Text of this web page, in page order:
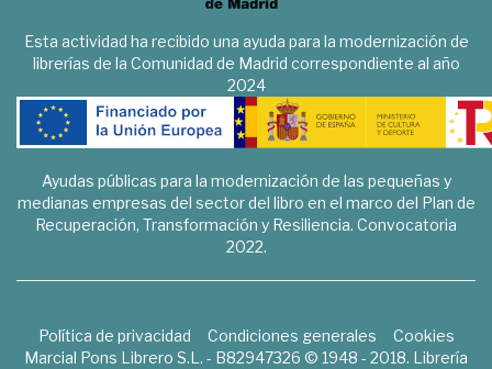
Esta actividad ha recibido una ayuda para la modernización de
librerías de la Comunidad de Madrid correspondiente al año
2024
Ayudas públicas para la modernización de las pequeñas y
medianas empresas del sector del libro en el marco del Plan de
Recuperación, Transformación y Resiliencia. Convocatoria
2022.
Política de privacidad Condiciones generales
Cookies
Marcial Pons Librero S.L. - B82947326 © 1948 - 2018. Librería